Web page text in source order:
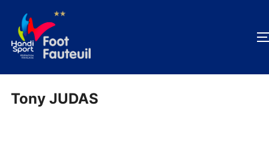
contenu
Tony JUDAS